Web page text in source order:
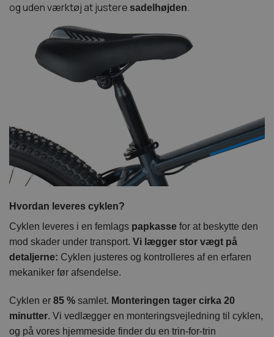
og uden værktøj at justere sadelhøjden.
Hvordan leveres cyklen?
Cyklen leveres i en femlags papkasse for at beskytte den
mod skader under transport. Vi lægger stor vægt på
detaljerne: Cyklen justeres og kontrolleres af en erfaren
mekaniker før afsendelse.
Cyklen er 85 % samlet. Monteringen tager cirka 20
minutter. Vi vedlægger en monteringsvejledning til cyklen,
og på vores hjemmeside finder du en trin-for-trin